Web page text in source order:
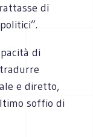
di
di
e diretto,
soffio di